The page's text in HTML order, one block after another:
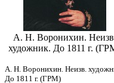
А. Н. Воронихин.
художник. До 1811 г.
А. Н. Воронихин. Неизв.
До 1811 г. (ГРМ)